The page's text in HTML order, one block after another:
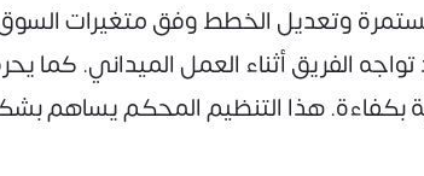
وتعديل الخطط وفق متغيرات السوق
الفريق أثناء العمل الميداني. كما
بكفاءة. هذا التنظيم المحكم يساهم